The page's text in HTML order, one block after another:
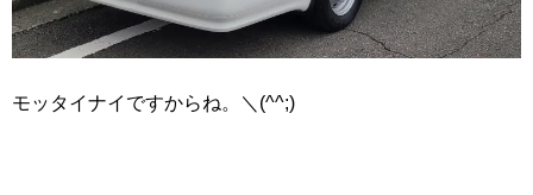
モッタイナイですからね。＼(^^;)